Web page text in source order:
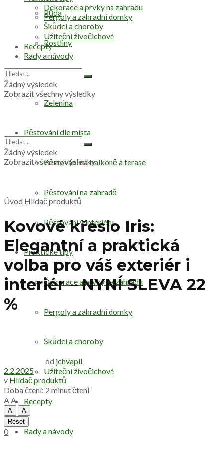
Půda
Rostliny
Zelenina
Pěstování dle místa
Pěstování na balkóně a terase
Pěstování na zahradě
Pěstování v interiéru
Praktické tipy
Dekorace a prvky na zahradu
Pergoly a zahradní domky
Škůdci a choroby
Užiteční živočichové
Recepty
Rady a návody
Dekorace a prvky na zahradu
Pergoly a zahradní domky
Škůdci a choroby
Užiteční živočichové
Recepty
Rady a návody
Žádný výsledek
Zobrazit všechny výsledky
Žádný výsledek
Zobrazit všechny výsledky
Úvod Hlídač produktů
Kovové křeslo Iris:
Elegantní a praktická
volba pro váš exteriér i
interiér – NYNÍ SLEVA 22
%
od jchvapil
2.2.2025
v Hlídač produktů
Doba čtení: 2 minut čtení
AA
A
A
Reset
0